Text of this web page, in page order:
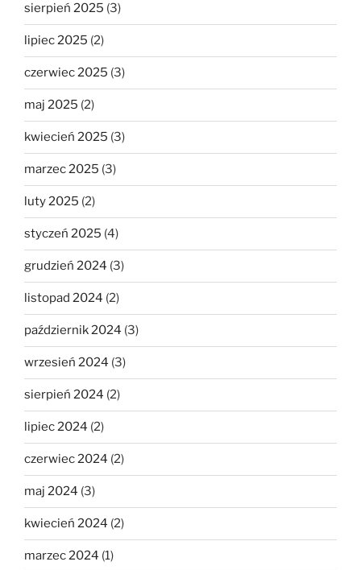
sierpień 2025 (3)
lipiec 2025 (2)
czerwiec 2025 (3)
maj 2025 (2)
kwiecień 2025 (3)
marzec 2025 (3)
luty 2025 (2)
styczeń 2025 (4)
grudzień 2024 (3)
listopad 2024 (2)
październik 2024 (3)
wrzesień 2024 (3)
sierpień 2024 (2)
lipiec 2024 (2)
czerwiec 2024 (2)
maj 2024 (3)
kwiecień 2024 (2)
marzec 2024 (1)